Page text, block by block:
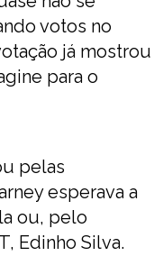
votos no
já mostrou
para o
pelas
esperava a
ou, pelo
Edinho Silva.